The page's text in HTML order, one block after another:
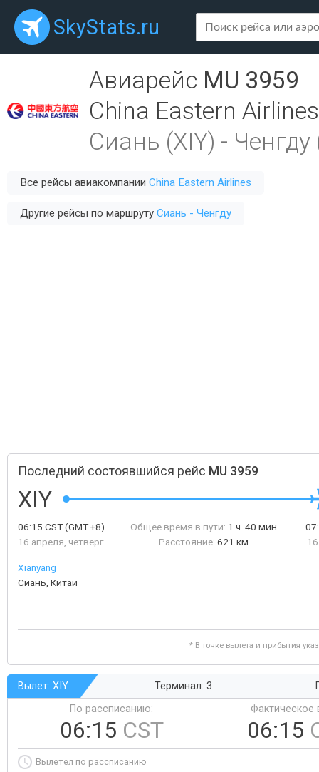
SkyStats.ru
Авиарейс MU 3959
China Eastern Airlines
Сиань (XIY) - Ченгду
Все рейсы авиакомпании China Eastern Airlines
Другие рейсы по маршруту Сиань - Ченгду
Последний состоявшийся рейс MU 3959
XIY
06:15 CST(GMT +8)
16 апреля, четверг
Общее время в пути: 1 ч. 40 мин.
Расстояние: 621 км.
Xianyang
Сиань, Китай
* В точке вылета и прибытия
Вылет: XIY Терминал: 3
По рассписанию:
06:15 CST
Фактическое
06:15
Вылетел по рассписанию